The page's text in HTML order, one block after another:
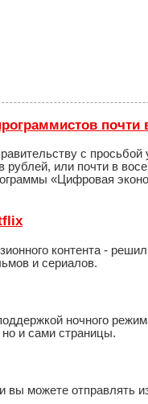
почти
с просьбой
или почти в
«Цифровая
контента - решил
и сериалов.
ночного
и сами страницы.
можете отправлять